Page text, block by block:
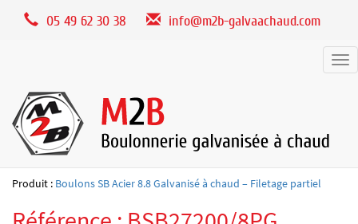
05 49 62 30 38 info@m2b-galvaachaud.com
Produit : Boulons SB Acier 8.8 Galvanisé à chaud – Filetage partiel